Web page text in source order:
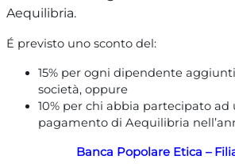
Aequilibria.
É previsto uno sconto del:
15% per ogni dipendente
società, oppure
10% per chi abbia partecipato ad
pagamento di Aequilibria
Banca Popolare Etica –